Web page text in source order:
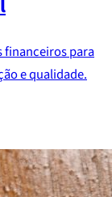
para
e qualidade.